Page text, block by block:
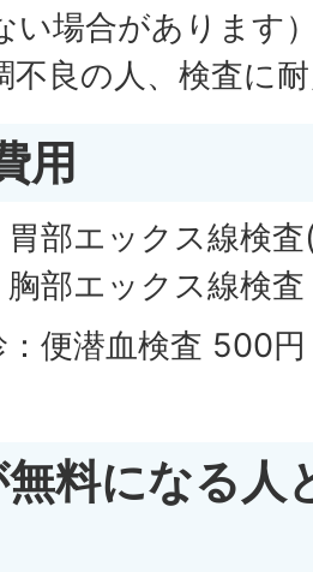
い場合があります
不良の人、検査に
用
胃部エックス線検
胸部エックス線検
便潜血検査 500
料になる人